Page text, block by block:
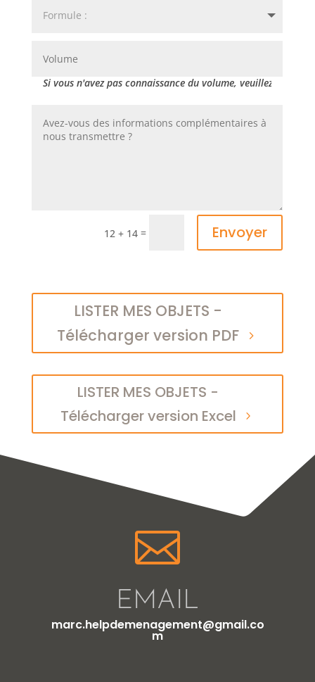
12 + 14 = Envoyer
LISTER MES OBJETS -
Télécharger version PDF
LISTER MES OBJETS -
Télécharger version Excel

EMAIL
marc.helpdemenagement@gmail.co
m